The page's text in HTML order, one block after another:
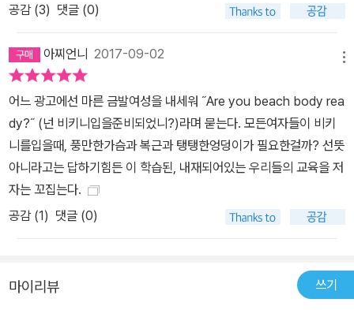
성이라고 해도 일자리를 오래 유지하긴 힘들다. 나이가 들면 결국 새
로운 젊고 아름다운 여성으로 교체된다. 이로 인해 어떤 직업에서나
승진한 미국 여성은 (남성에게는 승진의 부가물인) 나이를 성형수술
할 “필요”가 있다는 신호로 볼 수밖에 없다. 그들도 성형수술이 개인
적으로 필요한 것이 아니라 직업상 필요하다는 것을 인정한다. 이렇
게 고용관계에서 미용성형수술을 요구하면서, 여성은 노예제가 붕괴
된 뒤 남성에게는 적용되지 않은 관념에 기초한 새로운 노동 현실에
들어가게 된다. 물론 수술을 요구하는 경제가 노예경제는 아니다. 그
러나 갈수록 영구적으로 고통스럽게 위험을 무릅쓰고 몸을 고치라고
요구한다는 점에서 노예경제와 자유경제 사이 어디쯤에 있는 경제다.
이것이 보여주는 메시지는 분명하다. 아무리 일을 잘하고 아름다워
도, 나이가 들면 자리를 보전하기가 힘들다. 아름다워야 일을 할 수 있
공감 (3) 댓글 (0)
아찌언니 2017-09-02
어느 광고에선 마른 금발여성을 내세워 ˝Are you beach body rea
dy?˝ (넌 비키니입을준비되었니?)라며 묻는다. 모든여자들이 비키
니를입을때, 풍만한가슴과 복근과 탱탱한엉덩이가 필요한걸까? 선뜻
아니라고는 답하기힘든 이 학습된, 내재되어있는 우리들의 교육을 저
자는 꼬집는다.
공감 (1) 댓글 (0)
마이리뷰 쓰기